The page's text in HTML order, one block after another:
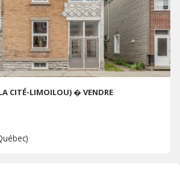
CITÉ-LIMOILOU) � VENDRE